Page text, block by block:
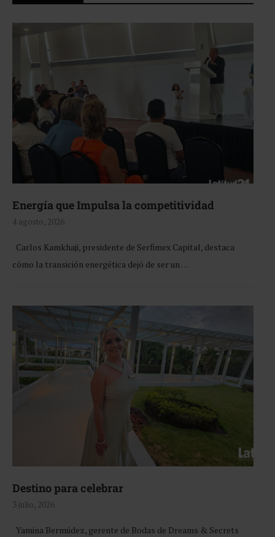
Energía que Impulsa la competitividad
4 agosto, 2026
Carlos Kamkhaji, presidente de Serfimex Capital, destaca
cómo la transición energética dejó de ser un …
Destino para celebrar
3 julio, 2026
Yamina Bermúdez, gerente de Bodas de Dreams & Secrets